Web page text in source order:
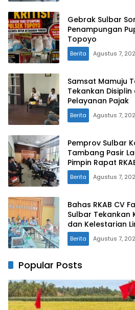
Gebrak Sulbar
Penampungan
Topoyo
Berita Agustus 7,
Samsat Mamuju
Tekankan
Pelayanan Pajak
Berita Agustus 7,
Pemprov Sulbar
Tambang Pasir
Pimpin Rapat
Perkasa
Berita Agustus 7,
Bahas RKAB CV
Sulbar Tekankan
Berita Agustus 7,
Popular Posts